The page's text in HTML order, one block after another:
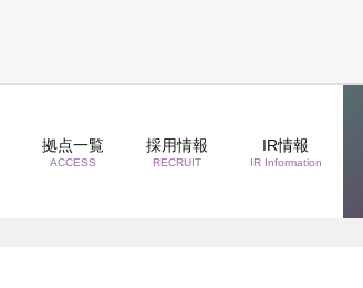
拠点一覧
ACCESS
採用情報
RECRUIT
IR情報
IR Information